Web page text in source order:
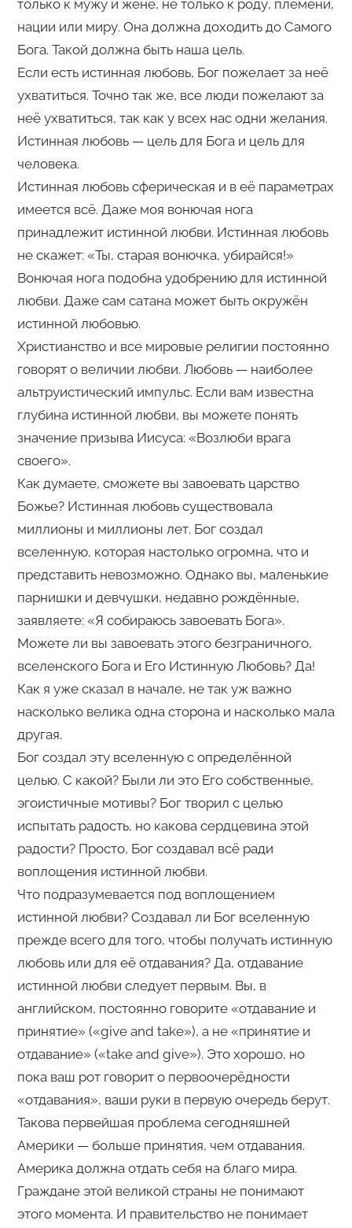
только к мужу и жене, не только к роду, племени,
нации или миру. Она должна доходить до Самого
Бога. Такой должна быть наша цель.
Если есть истинная любовь, Бог пожелает за неё
ухватиться. Точно так же, все люди пожелают за
неё ухватиться, так как у всех нас одни желания.
Истинная любовь — цель для Бога и цель для
человека.
Истинная любовь сферическая и в её параметрах
имеется всё. Даже моя вонючая нога
принадлежит истинной любви. Истинная любовь
не скажет: «Ты, старая вонючка, убирайся!»
Вонючая нога подобна удобрению для истинной
любви. Даже сам сатана может быть окружён
истинной любовью.
Христианство и все мировые религии постоянно
говорят о величии любви. Любовь — наиболее
альтруистический импульс. Если вам известна
глубина истинной любви, вы можете понять
значение призыва Иисуса: «Возлюби врага
своего».
Как думаете, сможете вы завоевать царство
Божье? Истинная любовь существовала
миллионы и миллионы лет. Бог создал
вселенную, которая настолько огромна, что и
представить невозможно. Однако вы, маленькие
парнишки и девчушки, недавно рождённые,
заявляете: «Я собираюсь завоевать Бога».
Можете ли вы завоевать этого безграничного,
вселенского Бога и Его Истинную Любовь? Да!
Как я уже сказал в начале, не так уж важно
насколько велика одна сторона и насколько мала
другая.
Бог создал эту вселенную с определённой
целью. С какой? Были ли это Его собственные,
эгоистичные мотивы? Бог творил с целью
испытать радость, но какова сердцевина этой
радости? Просто, Бог создавал всё ради
воплощения истинной любви.
Что подразумевается под воплощением
истинной любви? Создавал ли Бог вселенную
прежде всего для того, чтобы получать истинную
любовь или для её отдавания? Да, отдавание
истинной любви следует первым. Вы, в
английском, постоянно говорите «отдавание и
принятие» («give and take»), а не «принятие и
отдавание» («take and give»). Это хорошо, но
пока ваш рот говорит о первоочерёдности
«отдавания», ваши руки в первую очередь берут.
Такова первейшая проблема сегодняшней
Америки — больше принятия, чем отдавания.
Америка должна отдать себя на благо мира.
Граждане этой великой страны не понимают
этого момента. И правительство не понимает